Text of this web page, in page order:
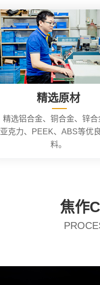
精选原材
精选铝合金、铜合金、锌合
亚克力、PEEK、ABS等优
料。
焦作